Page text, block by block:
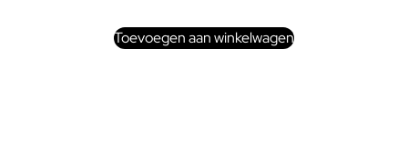
Toevoegen aan winkelwagen